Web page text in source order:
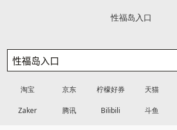
性福岛入口
淘宝 京东 柠檬好券 天猫
Zaker 腾讯 Bilibili 斗鱼